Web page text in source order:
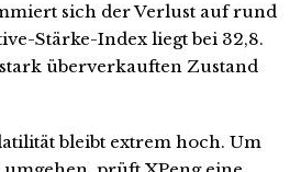
sich der Verlust auf rund
Stärke-Index liegt bei 32,8.
überverkauften Zustand
bleibt extrem hoch. Um